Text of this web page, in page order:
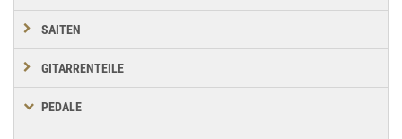
SAITEN
GITARRENTEILE
PEDALE